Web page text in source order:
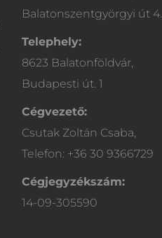
Balatonszentgyörgyi út 4.
Telephely:
8623 Balatonföldvár,
Budapesti út. 1
Cégvezető:
Csutak Zoltán Csaba,
Telefon: +36 30 9366729
Cégjegyzékszám:
14-09-305590